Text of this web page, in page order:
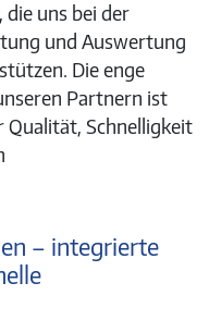
, die uns bei der
und Auswertung
Die enge
Partnern ist
Qualität, Schnelligkeit
– integrierte